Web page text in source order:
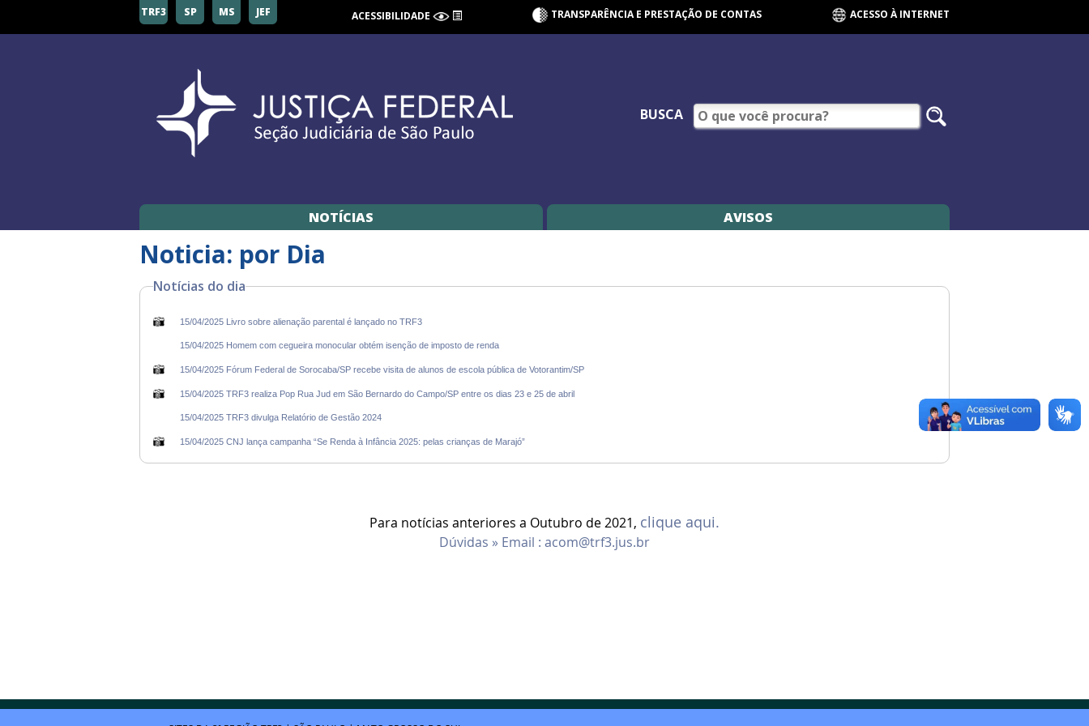
TRF3 SP MS JEF ACESSIBILIDADE TRANSPARÊNCIA E PRESTAÇÃO DE CONTAS ACESSO À INTERNET
BUSCA
NOTÍCIAS AVISOS
Noticia: por Dia
Notícias do dia
15/04/2025 Livro sobre alienação parental é lançado no TRF3
15/04/2025 Homem com cegueira monocular obtém isenção de imposto de renda
15/04/2025 Fórum Federal de Sorocaba/SP recebe visita de alunos de escola pública de Votorantim/SP
15/04/2025 TRF3 realiza Pop Rua Jud em São Bernardo do Campo/SP entre os dias 23 e 25 de abril
15/04/2025 TRF3 divulga Relatório de Gestão 2024
15/04/2025 CNJ lança campanha “Se Renda à Infância 2025: pelas crianças de Marajó”
Para notícias anteriores a Outubro de 2021, clique aqui.
Dúvidas » Email : acom@trf3.jus.br